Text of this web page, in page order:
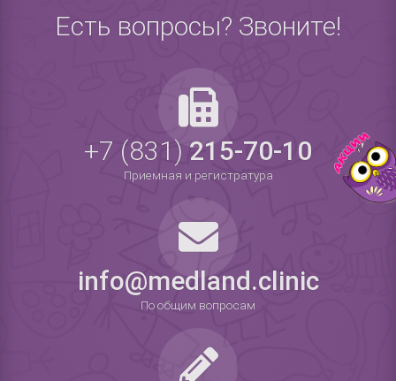
Есть вопросы? Звоните!
+7 (831)215-70-10
Приемная и регистратура
info@medland.clinic
По общим вопросам